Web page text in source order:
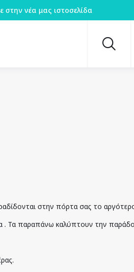
στην νέα μας ιστοσελίδα
στην πόρτα σας το
. Τα παραπάνω καλύπτουν την